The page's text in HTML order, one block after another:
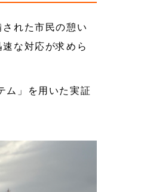
れた市民の憩い
な対応が求めら
ム」を用いた実証